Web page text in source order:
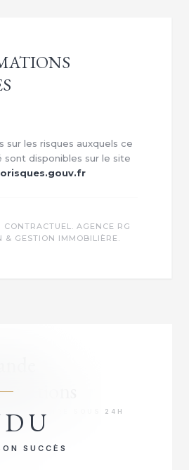
sur les risques auxquels ce
sont disponibles sur le site
AGENCE RG
GESTION IMMOBILIÈRE.
SUCCÈS
PRIORITAIRE SOUS 24H